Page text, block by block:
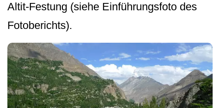
Altit-Festung (siehe Einführungsfoto des
Fotoberichts).